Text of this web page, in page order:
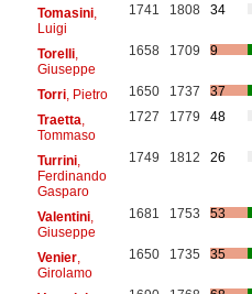
Tomasini,
Luigi
1741 1808 34
Torelli,
Giuseppe
1658 1709 9
Torri, Pietro 1650 1737
37
Traetta
Tommaso
1727 1779 48
Turrini,
Ferdinando
Gasparo
1749 1812 26
Valentini,
Giuseppe
1681 1753 53
Venier,
Girolamo
1650 1735 35